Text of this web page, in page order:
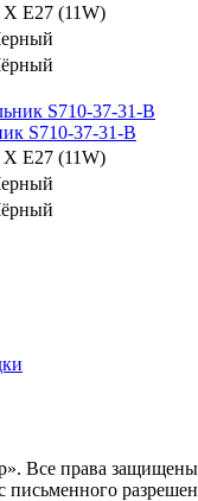
Х E27 (11W)
S710-37-31-B
Х E27 (11W)
Все права
письменного